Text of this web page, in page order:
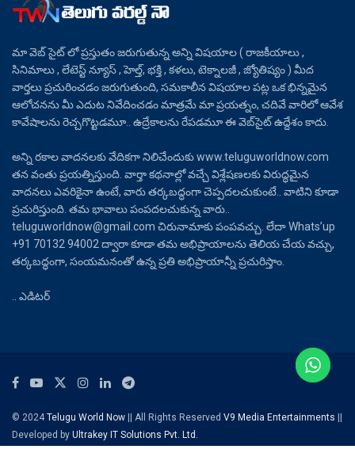
మా వెబ్ సైట్ లో ప్రస్తుతం జరుగుతున్న అన్ని విషయాల ( రాజకీయాలు ,
సినిమాలు , లేటెస్ట్ న్యూస్ , హెల్త్, భక్తి , కళలు, టెక్నాలజీ , జ్యోతిష్యం ) మీద
వార్తలు ప్రచురించడం జరుగుతుంది, సమకాలీన విషయాల పట్ల ఒక భిన్నమైన
ఆలోచనను మీ ఎదుట నివేదించడం మాత్రమే మా ప్రయత్నం, చదివే వారిలో ఆవేశ
కావేషాలను రెచ్చగొట్టడమూ.. ఉద్రేకాలను రేపడమూ ఈ వెబ్‌సైట్ ఉద్దేశం కాదు.
అన్ని రకాల వాదనలకు వేదికగా నిలిచేందుకు www.teluguworldnow.com
తన వంతు ప్రయత్నిస్తుంది. వార్తా కథనాల్లో వచ్చే విశ్లేషణలకు విరుద్ధమైన
వాదనలు ఎవరికైనా ఉంటే, వారు తర్కబద్ధంగా చెప్పదలచుకుంటే.. వాటిని కూడా
ప్రచురిస్తుంది. తమ భావాలు పంపదలచుకున్న వారు..
teluguworldnow@gmail.com చిరునామాకు పంపవచ్చు. లేదా Whats’up
+91 70132 94002 ద్వారా కూడా తమ అభిప్రాయాలను తెలియ చేయ వచ్చు,
తర్కబద్ధంగా, సంయమనంతో ఉన్న ప్రతి అభిప్రాయాన్నీ ప్రచురిస్తాం.
.. ఎడిటర్
© 2024Telugu World Now || All Rights Reserved V9 Media Entertainments ||
Developed by Ultrakey IT Solutions Pvt. Ltd.